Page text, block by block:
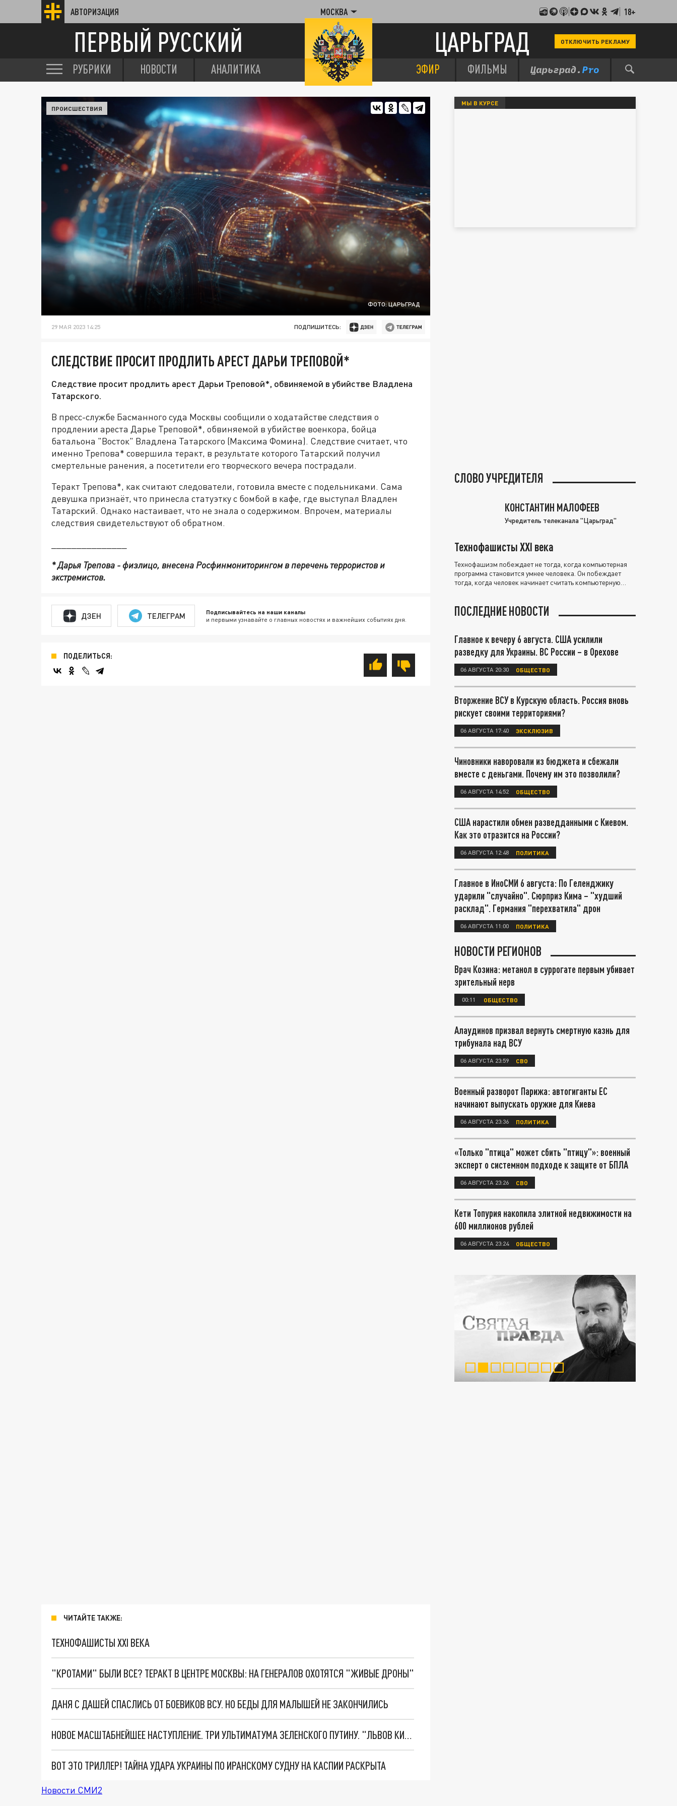
АВТОРИЗАЦИЯ МОСКВА 18+
ПЕРВЫЙ РУССКИЙ ЦАРЬГРАД ОТКЛЮЧИТЬ РЕКЛАМУ
РУБРИКИ НОВОСТИ АНАЛИТИКА ЭФИР ФИЛЬМЫ
ФОТО: ЦАРЬГРАД
ПРОИСШЕСТВИЯ
29 МАЯ 2023 14:25 ПОДПИШИТЕСЬ:
СЛЕДСТВИЕ ПРОСИТ ПРОДЛИТЬ АРЕСТ ДАРЬИ ТРЕПОВОЙ*
Следствие просит продлить арест Дарьи Треповой*, обвиняемой в убийстве Владлена
Татарского.
В пресс-службе Басманного суда Москвы сообщили о ходатайстве следствия о
продлении ареста Дарье Треповой*, обвиняемой в убийстве военкора, бойца
батальона "Восток" Владлена Татарского (Максима Фомина). Следствие считает, что
именно Трепова* совершила теракт, в результате которого Татарский получил
смертельные ранения, а посетители его творческого вечера пострадали.
Теракт Трепова*, как считают следователи, готовила вместе с подельниками. Сама
девушка признаёт, что принесла статуэтку с бомбой в кафе, где выступал Владлен
Татарский. Однако настаивает, что не знала о содержимом. Впрочем, материалы
следствия свидетельствуют об обратном.
* Дарья Трепова - физлицо, внесена Росфинмониторингом в перечень террористов и
экстремистов.
ДЗЕН ТЕЛЕГРАМ Подписывайтесь на наши каналы
и первыми узнавайте о главных новостях и важнейших событиях дня.
ПОДЕЛИТЬСЯ:
ЧИТАЙТЕ ТАКЖЕ:
ТЕХНОФАШИСТЫ XXI ВЕКА
"КРОТАМИ" БЫЛИ ВСЕ? ТЕРАКТ В ЦЕНТРЕ МОСКВЫ: НА ГЕНЕРАЛОВ ОХОТЯТСЯ "ЖИВЫЕ ДРОНЫ"
ДАНЯ С ДАШЕЙ СПАСЛИСЬ ОТ БОЕВИКОВ ВСУ. НО БЕДЫ ДЛЯ МАЛЫШЕЙ НЕ ЗАКОНЧИЛИСЬ
НОВОЕ МАСШТАБНЕЙШЕЕ НАСТУПЛЕНИЕ. ТРИ УЛЬТИМАТУМА ЗЕЛЕНСКОГО ПУТИНУ. "ЛЬВОВ КИМА" ПОСТАВЯТ НА ПВО? ГЛОБАЛЬНЫЙ ПРОРЫВ ПОД ЗАПОРОЖЬЕМ
ВОТ ЭТО ТРИЛЛЕР! ТАЙНА УДАРА УКРАИНЫ ПО ИРАНСКОМУ СУДНУ НА КАСПИИ РАСКРЫТА
Новости СМИ2
МЫ В КУРСЕ
СЛОВО УЧРЕДИТЕЛЯ
КОНСТАНТИН МАЛОФЕЕВ
Учредитель телеканала "Царьград"
Технофашисты XXI века
Технофашизм побеждает не тогда, когда компьютерная
программа становится умнее человека. Он побеждает
тогда, когда человек начинает считать компьютерную
ПОСЛЕДНИЕ НОВОСТИ
Главное к вечеру 6 августа. США усилили
разведку для Украины. ВС России – в Орехове
06 АВГУСТА 20:30 ОБЩЕСТВО
Вторжение ВСУ в Курскую область. Россия вновь
рискует своими территориями?
06 АВГУСТА 17:40 ЭКСКЛЮЗИВ
Чиновники наворовали из бюджета и сбежали
вместе с деньгами. Почему им это позволили?
06 АВГУСТА 14:52 ОБЩЕСТВО
США нарастили обмен разведданными с Киевом.
Как это отразится на России?
06 АВГУСТА 12:48 ПОЛИТИКА
Главное в ИноСМИ 6 августа: По Геленджику
ударили "случайно". Сюрприз Кима – "худший
расклад". Германия "перехватила" дрон
06 АВГУСТА 11:00 ПОЛИТИКА
НОВОСТИ РЕГИОНОВ
Врач Козина: метанол в суррогате первым убивает
зрительный нерв
00:11 ОБЩЕСТВО
Алаудинов призвал вернуть смертную казнь для
трибунала над ВСУ
06 АВГУСТА 23:59 СВО
Военный разворот Парижа: автогиганты ЕС
начинают выпускать оружие для Киева
06 АВГУСТА 23:36 ПОЛИТИКА
«Только "птица" может сбить "птицу"»: военный
эксперт о системном подходе к защите от БПЛА
06 АВГУСТА 23:26 СВО
Кети Топурия накопила элитной недвижимости на
600 миллионов рублей
06 АВГУСТА 23:24 ОБЩЕСТВО